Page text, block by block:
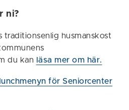
ni?
traditionsenlig husmanskost
du kan
läsa mer om här.
för Seniorcenter